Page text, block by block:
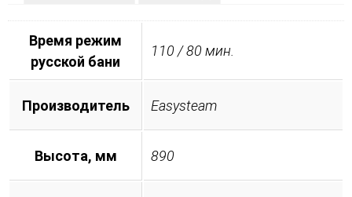
Время режим
русской бани
110 / 80 мин.
Производитель Easysteam
Высота, мм 890